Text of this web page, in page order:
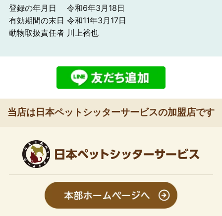
登録の年月日 令和6年3月18日
有効期間の末日 令和11年3月17日
動物取扱責任者 川上裕也
当店は日本ペットシッターサービスの加盟店です